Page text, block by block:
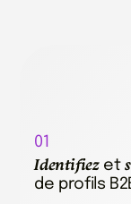
01
Identifiezet
de profils